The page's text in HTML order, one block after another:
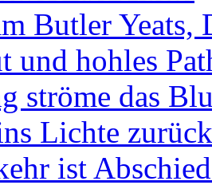
Butler Yeats,
und hohles
ströme das
Lichte zurück
ist